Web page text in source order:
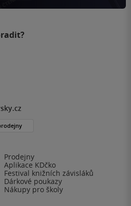
Prodejny
Aplikace KDčko
Festival knižních závisláků
Dárkové poukazy
Nákupy pro školy